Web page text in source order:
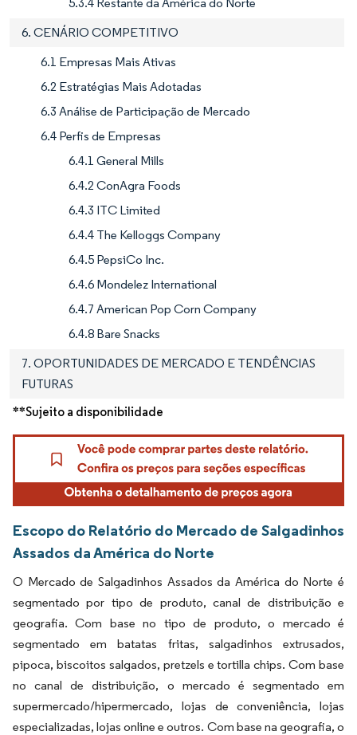
6. CENÁRIO COMPETITIVO
6.1 Empresas Mais Ativas
6.2 Estratégias Mais Adotadas
6.3 Análise de Participação de Mercado
6.4 Perfis de Empresas
6.4.1 General Mills
6.4.2 ConAgra Foods
6.4.3 ITC Limited
6.4.4 The Kelloggs Company
6.4.5 PepsiCo Inc.
6.4.6 Mondelez International
6.4.7 American Pop Corn Company
6.4.8 Bare Snacks
7. OPORTUNIDADES DE MERCADO E TENDÊNCIAS
FUTURAS
**Sujeito a disponibilidade
Escopo do Relatório do Mercado de Salgadinhos
Assados da América do Norte
O Mercado de Salgadinhos Assados da América do Norte é
segmentado por tipo de produto, canal de distribuição e
geografia. Com base no tipo de produto, o mercado é
segmentado em batatas fritas, salgadinhos extrusados,
pipoca, biscoitos salgados, pretzels e tortilla chips. Com base
no canal de distribuição, o mercado é segmentado em
supermercado/hipermercado, lojas de conveniência, lojas
especializadas, lojas online e outros. Com base na geografia, o